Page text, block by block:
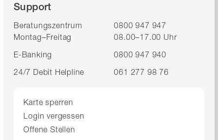
Support
Beratungszentrum
0800 947 947
Montag–Freitag
08.00–17.00 Uhr
E-Banking
0800 947 940
24/7 Debit Helpline
061 277 98 76
Karte sperren
Login vergessen
Offene Stellen